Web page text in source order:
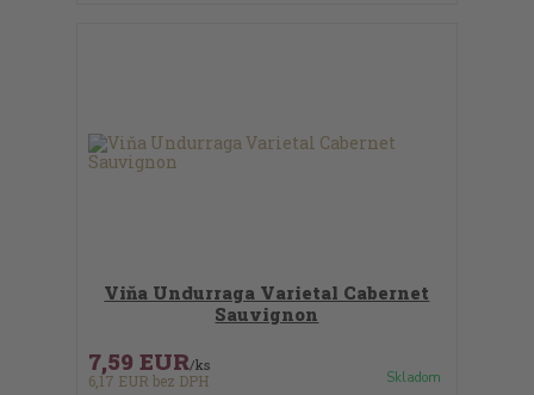
Viňa Undurraga Varietal Cabernet
Sauvignon
7,59 EUR/ks
6,17 EUR bez DPH Skladom